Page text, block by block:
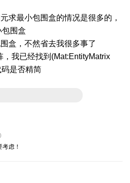
求最小包围盒的情况是很多的，
围盒
盒，不然省去我很多事了
我已经找到(Mat:EntityMatrix
是否精简
虑！